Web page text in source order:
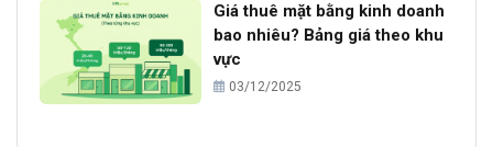
Giá thuê mặt bằng kinh doanh
bao nhiêu? Bảng giá theo khu
vực
03/12/2025